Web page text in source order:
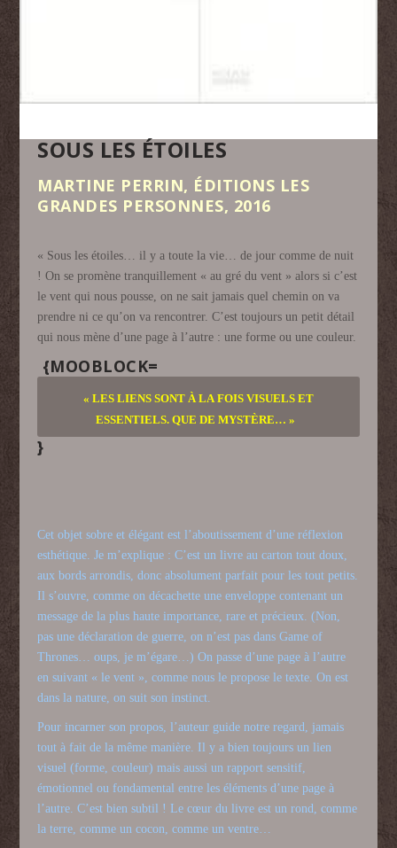
SOUS LES ÉTOILES
MARTINE PERRIN, ÉDITIONS LES
GRANDES PERSONNES, 2016
« Sous les étoiles… il y a toute la vie… de jour comme de nuit
! On se promène tranquillement « au gré du vent » alors si c’est
le vent qui nous pousse, on ne sait jamais quel chemin on va
prendre ni ce qu’on va rencontrer. C’est toujours un petit détail
qui nous mène d’une page à l’autre : une forme ou une couleur.
{MOOBLOCK=
« LES LIENS SONT À LA FOIS VISUELS ET
ESSENTIELS. QUE DE MYSTÈRE… »
}
Cet objet sobre et élégant est l’aboutissement d’une réflexion
esthétique. Je m’explique : C’est un livre au carton tout doux,
aux bords arrondis, donc absolument parfait pour les tout petits.
Il s’ouvre, comme on décachette une enveloppe contenant un
message de la plus haute importance, rare et précieux. (Non,
pas une déclaration de guerre, on n’est pas dans Game of
Thrones… oups, je m’égare…) On passe d’une page à l’autre
en suivant « le vent », comme nous le propose le texte. On est
dans la nature, on suit son instinct.
Pour incarner son propos, l’auteur guide notre regard, jamais
tout à fait de la même manière. Il y a bien toujours un lien
visuel (forme, couleur) mais aussi un rapport sensitif,
émotionnel ou fondamental entre les éléments d’une page à
l’autre. C’est bien subtil ! Le cœur du livre est un rond, comme
la terre, comme un cocon, comme un ventre…